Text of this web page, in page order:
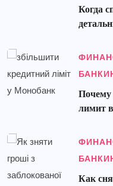
Когда
Почему
лимит
Как